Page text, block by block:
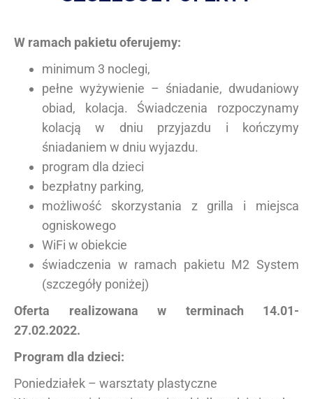
W ramach pakietu oferujemy:
minimum 3 noclegi,
pełne wyżywienie – śniadanie, dwudaniowy
obiad, kolacja. Świadczenia rozpoczynamy
kolacją w dniu przyjazdu i kończymy
śniadaniem w dniu wyjazdu.
program dla dzieci
bezpłatny parking,
możliwość skorzystania z grilla i miejsca
ogniskowego
WiFi w obiekcie
świadczenia w ramach pakietu M2 System
(szczegóły poniżej)
Oferta realizowana w terminach 14.01-
27.02.2022.
Program dla dzieci:
Poniedziałek – warsztaty plastyczne